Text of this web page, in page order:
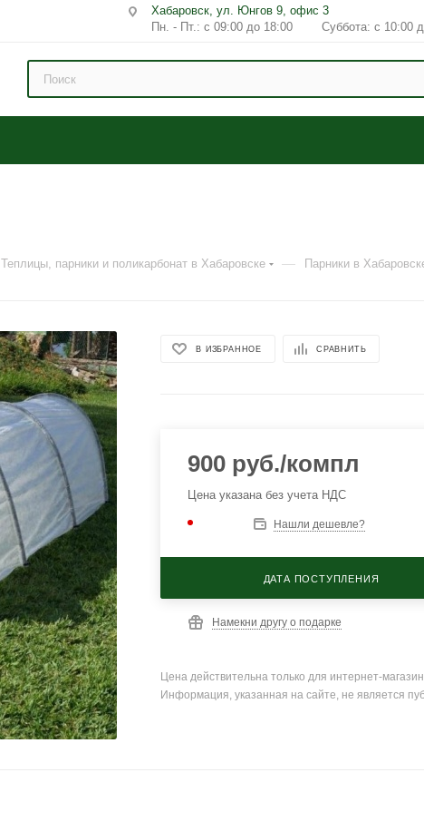
Хабаровск, ул. Юнгов 9, офис 3
Пн. - Пт.: с 09:00 до 18:00 Суббота: с 10:00
Теплицы, парники и поликарбонат в Хабаровске — Парники в
В ИЗБРАННОЕ СРАВНИТЬ
900 руб./компл
Цена указана без учета НДС
Нашли дешевле?
ДАТА ПОСТУПЛЕНИЯ
Намекни другу о подарке
Цена действительна только для интернет-
Информация, указанная на сайте, не является